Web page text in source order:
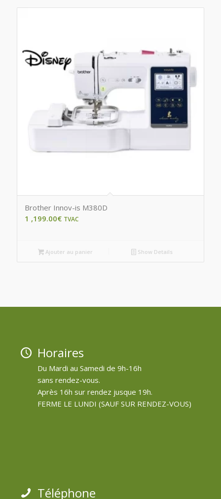
Brother Innov-is M380D
1 ,199.00€ TVAC
Ajouter au panier Show Details
Horaires
Du Mardi au Samedi de 9h-16h
sans rendez-vous.
Après 16h sur rendez jusque 19h.
FERME LE LUNDI (SAUF SUR RENDEZ-VOUS)
Téléphone